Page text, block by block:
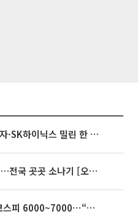
[베스트&워스트] 삼성전자·SK하이닉스 밀린 한 주…상상인증권은 85% 급등
35도 안팎 무더위 이어져…전국 곳곳 소나기 [오늘 날씨]
[주간증시전망] 다음주 코스피 6000~7000⋯“外人 수급은 정책이 변수”